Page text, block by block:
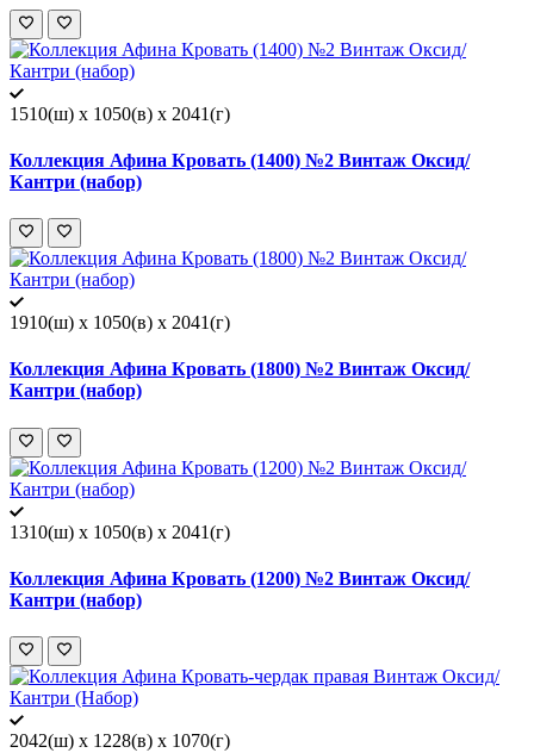
1510(ш) x 1050(в) x 2041(г)
Коллекция Афина Кровать (1400) №2 Винтаж Оксид/
Кантри (набор)
1910(ш) x 1050(в) x 2041(г)
Коллекция Афина Кровать (1800) №2 Винтаж Оксид/
Кантри (набор)
1310(ш) x 1050(в) x 2041(г)
Коллекция Афина Кровать (1200) №2 Винтаж Оксид/
Кантри (набор)
2042(ш) x 1228(в) x 1070(г)